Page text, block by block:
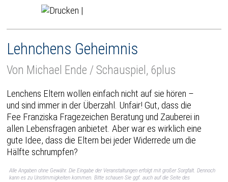
|
Lehnchens Geheimnis
Von Michael Ende / Schauspiel, 6plus
Lenchens Eltern wollen einfach nicht auf sie hören –
und sind immer in der Überzahl. Unfair! Gut, dass die
Fee Franziska Fragezeichen Beratung und Zauberei in
allen Lebensfragen anbietet. Aber war es wirklich eine
gute Idee, dass die Eltern bei jeder Widerrede um die
Hälfte schrumpfen?
Alle Angaben ohne Gewähr. Die Eingabe der Veranstaltungen erfolgt mit großer Sorgfalt. Dennoch
kann es zu Unstimmigkeiten kommen. Bitte schauen Sie ggf. auch auf die Seite des